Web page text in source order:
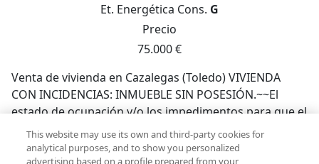
Et. Energética Cons. G
Precio
75.000 €
Venta de vivienda en Cazalegas (Toledo) VIVIENDA
CON INCIDENCIAS: INMUEBLE SIN POSESIÓN.~~El
estado de ocupación y/o los impedimentos para que el
inmueble pueda ser visitado libremente por los
técnicos impiden su tasación oficial conforme exige la
This website may use its own and third-party cookies for
analytical purposes, and to show you personalized
advertising based on a profile prepared from your